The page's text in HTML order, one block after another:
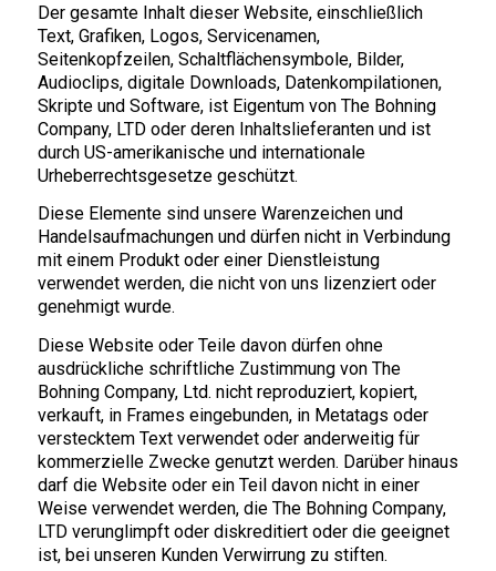
Der gesamte Inhalt dieser Website, einschließlich
Text, Grafiken, Logos, Servicenamen,
Seitenkopfzeilen, Schaltflächensymbole, Bilder,
Audioclips, digitale Downloads, Datenkompilationen,
Skripte und Software, ist Eigentum von The Bohning
Company, LTD oder deren Inhaltslieferanten und ist
durch US-amerikanische und internationale
Urheberrechtsgesetze geschützt.
Diese Elemente sind unsere Warenzeichen und
Handelsaufmachungen und dürfen nicht in Verbindung
mit einem Produkt oder einer Dienstleistung
verwendet werden, die nicht von uns lizenziert oder
genehmigt wurde.
Diese Website oder Teile davon dürfen ohne
ausdrückliche schriftliche Zustimmung von The
Bohning Company, Ltd. nicht reproduziert, kopiert,
verkauft, in Frames eingebunden, in Metatags oder
verstecktem Text verwendet oder anderweitig für
kommerzielle Zwecke genutzt werden. Darüber hinaus
darf die Website oder ein Teil davon nicht in einer
Weise verwendet werden, die The Bohning Company,
LTD verunglimpft oder diskreditiert oder die geeignet
ist, bei unseren Kunden Verwirrung zu stiften.